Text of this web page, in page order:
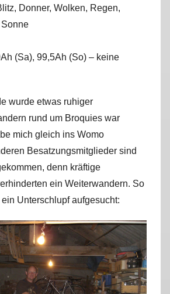
a
u
Donner, Wolken, Regen,
(Sa), 99,5Ah (So) – keine
wurde etwas ruhiger
rund um Broquies war
mich gleich ins Womo
Besatzungsmitglieder sind
denn kräftige
ein Weiterwandern. So
Unterschlupf aufgesucht: